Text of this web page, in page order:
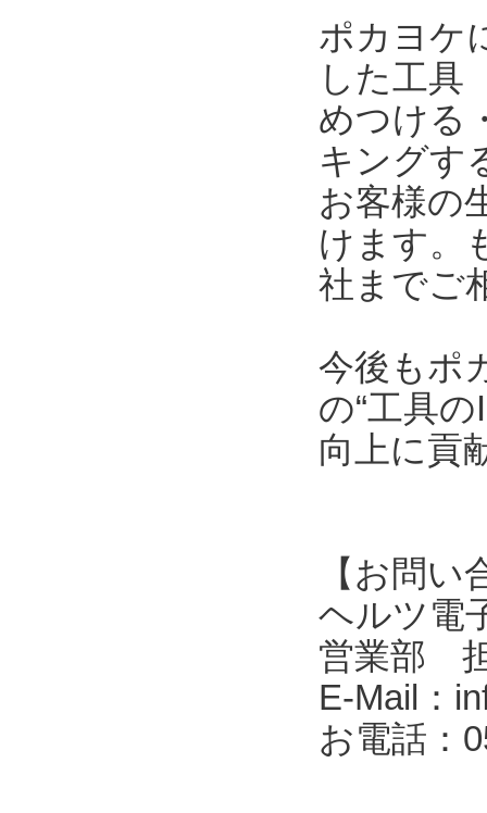
ポカヨケ
した工具
めつける
キングす
お客様の
けます。
社までご
今後もポ
の“工具
向上に貢
【お問い
ヘルツ電
営業部
E-Mail：
お電話：